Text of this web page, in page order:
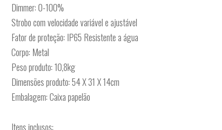
Dimmer: 0-100%
Strobo com velocidade variável e ajustável
Fator de proteção: IP65 Resistente a água
Corpo: Metal
Peso produto: 10,8kg
Dimensões produto: 54 X 31 X 14cm
Embalagem: Caixa papelão
Itens inclusos: